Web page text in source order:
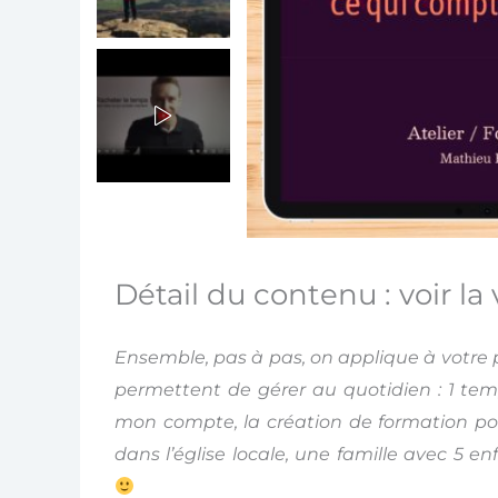
Détail du contenu : voir la
Ensemble, pas à pas, on applique à
permettent de gérer au quotidien : 1
mon compte, la création de formation
dans l’église locale, une famille avec 5